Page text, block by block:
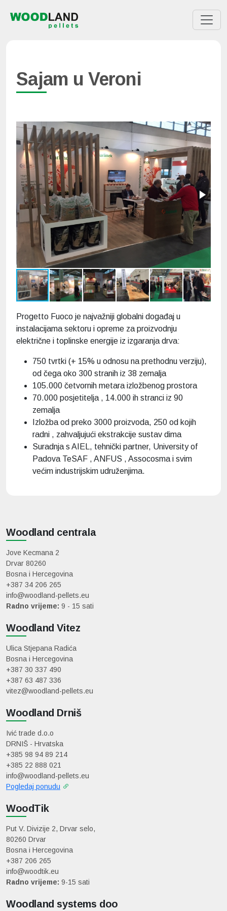
Sajam u Veroni
Progetto Fuoco je najvažniji globalni događaj u
instalacijama sektoru i opreme za proizvodnju
električne i toplinske energije iz izgaranja drva:
750 tvrtki (+ 15% u odnosu na prethodnu verziju),
od čega oko 300 stranih iz 38 zemalja
105.000 četvornih metara izložbenog prostora
70.000 posjetitelja , 14.000 ih stranci iz 90
zemalja
Izložba od preko 3000 proizvoda, 250 od kojih
radni , zahvaljujući ekstrakcije sustav dima
Suradnja s AIEL, tehnički partner, University of
Padova TeSAF , ANFUS , Assocosma i svim
većim industrijskim udruženjima.
Woodland centrala
Jove Kecmana 2
Drvar 80260
Bosna i Hercegovina
+387 34 206 265
info@woodland-pellets.eu
Radno vrijeme: 9 - 15 sati
Woodland Vitez
Ulica Stjepana Radića
Bosna i Hercegovina
+387 30 337 490
+387 63 487 336
vitez@woodland-pellets.eu
Woodland Drniš
Ivić trade d.o.o
DRNIŠ - Hrvatska
+385 98 94 89 214
+385 22 888 021
info@woodland-pellets.eu
Pogledaj ponudu
WoodTik
Put V. Divizije 2, Drvar selo,
80260 Drvar
Bosna i Hercegovina
+387 206 265
info@woodtik.eu
Radno vrijeme: 9-15 sati
Woodland systems doo